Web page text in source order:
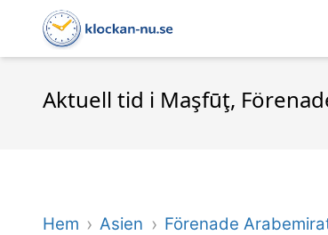
Aktuell tid i Maşfūţ,
Hem Asien Förenade